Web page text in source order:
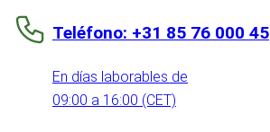
Teléfono: +31 85 76 000 45
En días laborables de
09:00 a 16:00 (CET)